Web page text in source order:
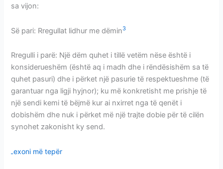
sa vijon:
Së pari: Rregullat lidhur me dëmin3
Rregulli i parë: Një dëm quhet i tillë vetëm nëse është i
konsiderueshëm (është aq i madh dhe i rëndësishëm sa të
quhet pasuri) dhe i përket një pasurie të respektueshme (të
garantuar nga ligji hyjnor); ku më konkretisht me prishje të
një sendi kemi të bëjmë kur ai nxirret nga të qenët i
dobishëm dhe nuk i përket më një trajte dobie për të cilën
synohet zakonisht ky send.
Lexoni më tepër